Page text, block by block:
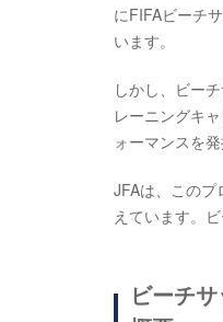
にFIFAビーチ
います。
しかし、ビー
レーニングキ
ォーマンスを
JFAは、この
えています。
ビーチ